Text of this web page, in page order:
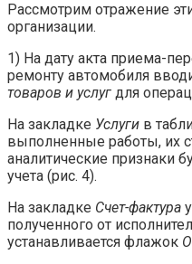
Рассмотрим отражение
организации.
1) На дату акта приема-
ремонту автомобиля
товаров и услуг для
На закладке Услуги в
выполненные работы, их
аналитические признаки
учета (рис. 4).
На закладке Счет-фактура
полученного от
устанавливается флажок